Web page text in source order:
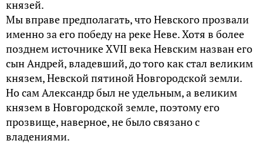
князей.
Мы вправе предполагать, что Невского прозвали
именно за его победу на реке Неве. Хотя в более
позднем источнике XVII века Невским назван его
сын Андрей, владевший, до того как стал великим
князем, Невской пятиной Новгородской земли.
Но сам Александр был не удельным, а великим
князем в Новгородской земле, поэтому его
прозвище, наверное, не было связано с
владениями.